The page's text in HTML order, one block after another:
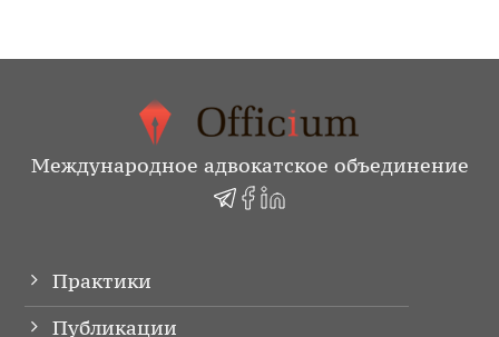
Международное адвокатское объединение
Практики
Публикации